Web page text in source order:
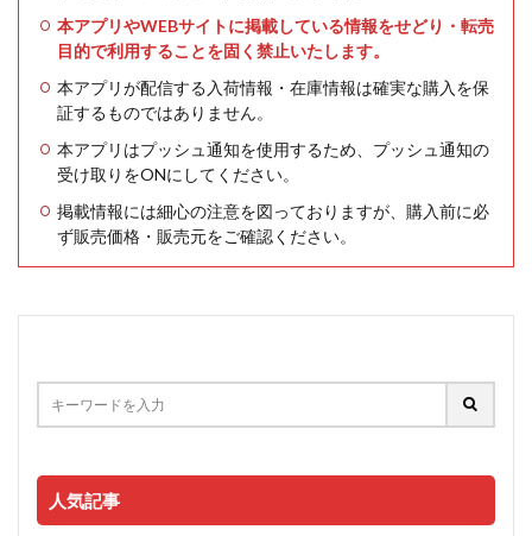
本アプリやWEBサイトに掲載している情報をせどり・転売
目的で利用することを固く禁止いたします。
本アプリが配信する入荷情報・在庫情報は確実な購入を保
証するものではありません。
本アプリはプッシュ通知を使用するため、プッシュ通知の
受け取りをONにしてください。
掲載情報には細心の注意を図っておりますが、購入前に必
ず販売価格・販売元をご確認ください。
人気記事